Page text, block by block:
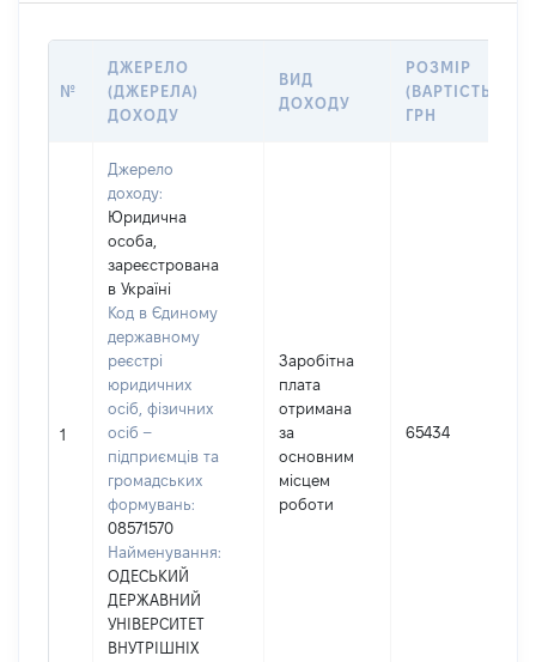
№
ДЖЕРЕЛО
(ДЖЕРЕЛА)
ДОХОДУ
ВИД
ДОХОДУ
РОЗМІР
(ВАРТІСТЬ),
ГРН
1
Джерело
доходу:
Юридична
особа,
зареєстрована
в Україні
Код в Єдиному
державному
реєстрі
юридичних
осіб, фізичних
осіб –
підприємців та
громадських
формувань:
08571570
Найменування:
ОДЕСЬКИЙ
ДЕРЖАВНИЙ
УНІВЕРСИТЕТ
ВНУТРІШНІХ
Заробітна
плата
отримана
за
основним
місцем
роботи
65434